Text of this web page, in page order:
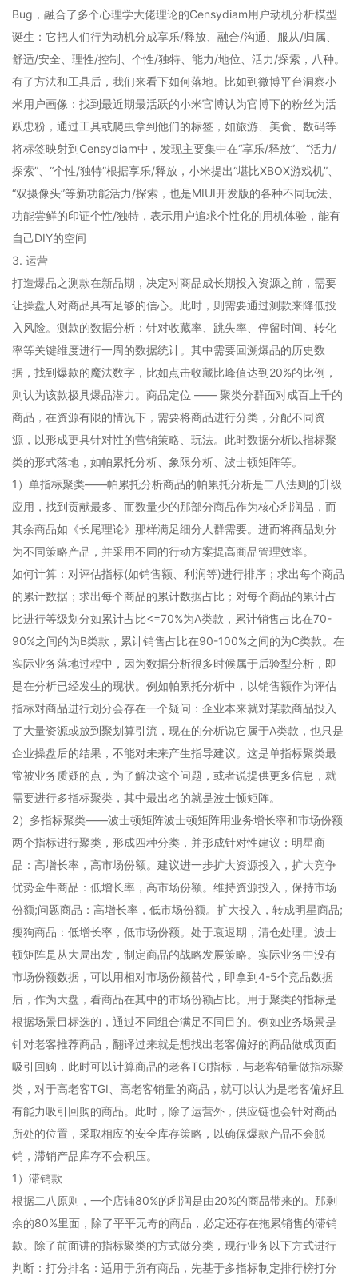
Bug，融合了多个心理学大佬理论的Censydiam用户动机分析模型
诞生：它把人们行为动机分成享乐/释放、融合/沟通、服从/归属、
舒适/安全、理性/控制、个性/独特、能力/地位、活力/探索，八种。
有了方法和工具后，我们来看下如何落地。比如到微博平台洞察小
米用户画像：找到最近期最活跃的小米官博认为官博下的粉丝为活
跃忠粉，通过工具或爬虫拿到他们的标签，如旅游、美食、数码等
将标签映射到Censydiam中，发现主要集中在“享乐/释放”、“活力/
探索”、“个性/独特”根据享乐/释放，小米提出“堪比XBOX游戏机”、
“双摄像头”等新功能活力/探索，也是MIUI开发版的各种不同玩法、
功能尝鲜的印证个性/独特，表示用户追求个性化的用机体验，能有
自己DIY的空间
3. 运营
打造爆品之测款在新品期，决定对商品成长期投入资源之前，需要
让操盘人对商品具有足够的信心。此时，则需要通过测款来降低投
入风险。测款的数据分析：针对收藏率、跳失率、停留时间、转化
率等关键维度进行一周的数据统计。其中需要回溯爆品的历史数
据，找到爆款的魔法数字，比如点击收藏比峰值达到20%的比例，
则认为该款极具爆品潜力。商品定位 —— 聚类分群面对成百上千的
商品，在资源有限的情况下，需要将商品进行分类，分配不同资
源，以形成更具针对性的营销策略、玩法。此时数据分析以指标聚
类的形式落地，如帕累托分析、象限分析、波士顿矩阵等。
1）单指标聚类——帕累托分析商品的帕累托分析是二八法则的升级
应用，找到贡献最多、而数量少的那部分商品作为核心利润品，而
其余商品如《长尾理论》那样满足细分人群需要。进而将商品划分
为不同策略产品，并采用不同的行动方案提高商品管理效率。
如何计算：对评估指标(如销售额、利润等)进行排序；求出每个商品
的累计数据；求出每个商品的累计数据占比；对每个商品的累计占
比进行等级划分如累计占比<=70%为A类款，累计销售占比在70-
90%之间的为B类款，累计销售占比在90-100%之间的为C类款。在
实际业务落地过程中，因为数据分析很多时候属于后验型分析，即
是在分析已经发生的现状。例如帕累托分析中，以销售额作为评估
指标对商品进行划分会存在一个疑问：企业本来就对某款商品投入
了大量资源或放到聚划算引流，现在的分析说它属于A类款，也只是
企业操盘后的结果，不能对未来产生指导建议。这是单指标聚类最
常被业务质疑的点，为了解决这个问题，或者说提供更多信息，就
需要进行多指标聚类，其中最出名的就是波士顿矩阵。
2）多指标聚类——波士顿矩阵波士顿矩阵用业务增长率和市场份额
两个指标进行聚类，形成四种分类，并形成针对性建议：明星商
品：高增长率，高市场份额。建议进一步扩大资源投入，扩大竞争
优势金牛商品：低增长率，高市场份额。维持资源投入，保持市场
份额;问题商品：高增长率，低市场份额。扩大投入，转成明星商品;
瘦狗商品：低增长率，低市场份额。处于衰退期，清仓处理。波士
顿矩阵是从大局出发，制定商品的战略发展策略。实际业务中没有
市场份额数据，可以用相对市场份额替代，即拿到4-5个竞品数据
后，作为大盘，看商品在其中的市场份额占比。用于聚类的指标是
根据场景目标选的，通过不同组合满足不同目的。例如业务场景是
针对老客推荐商品，翻译过来就是想找出老客偏好的商品做成页面
吸引回购，此时可以计算商品的老客TGI指标，与老客销量做指标聚
类，对于高老客TGI、高老客销量的商品，就可以认为是老客偏好且
有能力吸引回购的商品。此时，除了运营外，供应链也会针对商品
所处的位置，采取相应的安全库存策略，以确保爆款产品不会脱
销，滞销产品库存不会积压。
1）滞销款
根据二八原则，一个店铺80%的利润是由20%的商品带来的。那剩
余的80%里面，除了平平无奇的商品，必定还存在拖累销售的滞销
款。除了前面讲的指标聚类的方式做分类，现行业务以下方式进行
判断：打分排名：适用于所有商品，先基于多指标制定排行榜打分